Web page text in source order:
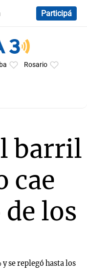
Participá
Rosario
barril
cae
los
se replegó hasta los